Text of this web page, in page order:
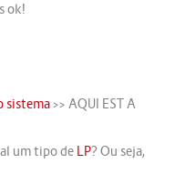
ok!
sistema>> AQUI EST A
um tipo de LP? Ou seja,